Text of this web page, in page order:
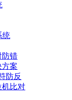
统
防错
案
防反
机比对